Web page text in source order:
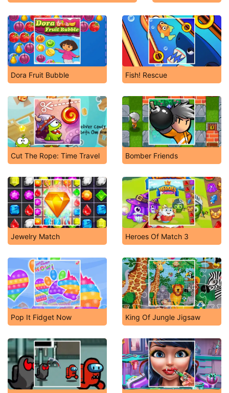
Dora Fruit Bubble Fish! Rescue
Cut The Rope: Time Travel Bomber Friends
Jewelry Match Heroes Of Match 3
Pop It Fidget Now King Of Jungle Jigsaw